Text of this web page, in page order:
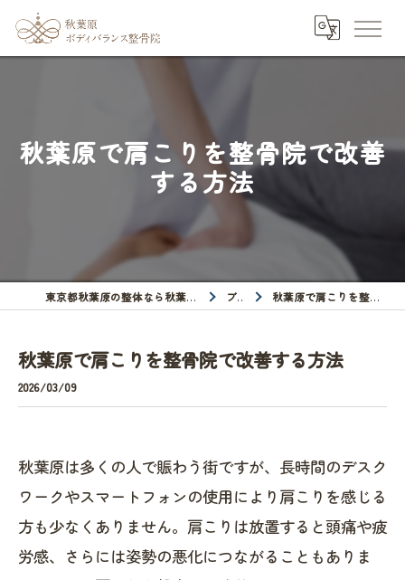
秋葉原で肩こりを整骨院で改善
する方法
東京都秋葉原の整体なら秋葉原ボディバランス整骨院 ブログ 秋葉原で肩こりを整骨院で改善する方法
秋葉原で肩こりを整骨院で改善する方法
2026/03/09
秋葉原は多くの人で賑わう街ですが、長時間のデスク
ワークやスマートフォンの使用により肩こりを感じる
方も少なくありません。肩こりは放置すると頭痛や疲
労感、さらには姿勢の悪化につながることもありま